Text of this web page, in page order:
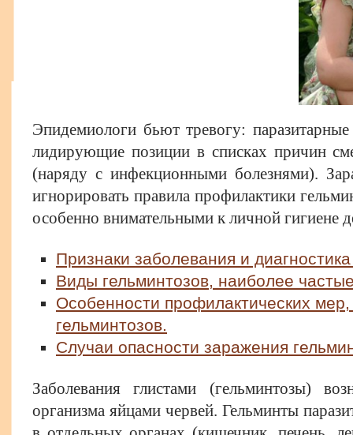
Эпидемиологи бьют тревогу:
лидирующие позиции в списках причин
(наряду с инфекционными болезнями).
игнорировать правила профилактики
особенно внимательными к личной гигиене
Признаки заболевания и
Виды гельминтозов, наиболее
Особенности профилактических
гельминтозов.
Случаи опасности заражения
Заболевания глистами (гельминтозы)
организма яйцами червей. Гельминты